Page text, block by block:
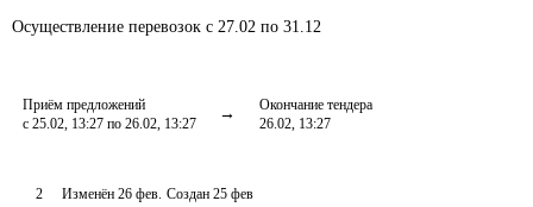
Осуществление перевозок с 27.02 по 31.12
Приём предложений
с 25.02, 13:27 по 26.02, 13:27
Окончание тендера
26.02, 13:27
2 Изменён 26 фев. Создан 25 фев